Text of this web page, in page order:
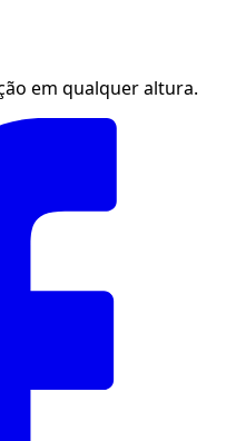
em qualquer altura.